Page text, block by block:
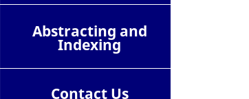
Abstracting and
Indexing
ContactUs